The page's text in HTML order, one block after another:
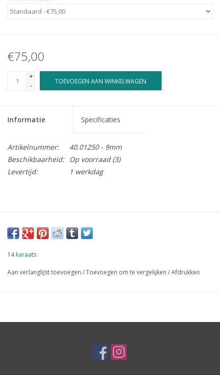
€75,00
+
-
TOEVOEGEN AAN WINKELWAGEN
Informatie Specificaties
Artikelnummer:
40.01250 - 9mm
Beschikbaarheid:
Op voorraad(3)
Levertijd:
1 werkdag
14 karaats
Aan verlanglijst toevoegen /Toevoegen om te vergelijken /Afdrukken